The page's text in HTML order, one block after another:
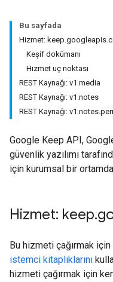
Bu sayfada
Hizmet:
Keşif dokümanı
Hizmet uç noktası
REST Kaynağı: v1.media
REST Kaynağı: v1.notes
REST Kaynağı:
Google Keep API,
güvenlik yazılımı
için kurumsal bir ortamda
Hizmet: keep.
Bu hizmeti çağırmak
istemci kitaplıklarını
hizmeti çağırmak için